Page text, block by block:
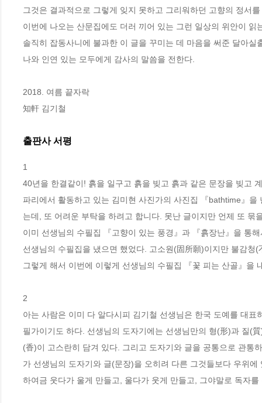
그것은 결과적으로 그렇게 잊지 못하고 그리워하던 고향의 정서
이번에 나오는 산문집에도 더러 끼어 있는 그런 일상의 위안이
솔직히 잡동사니에 불과한 이 글을 꾸미는 데 마음을 써준 달아
나와 인연 있는 모두에게 감사의 말씀을 전한다.
2018. 여름 끝자락
知軒 김기철
출판사 서평
1
40년을 한결같이! 흙을 일구고 흙을 빚고 흙과 같은 문장을 빚고
파리에서 활동하고 있는 김미현 사진가의 사진집 『bathtime』
는데, 또 어려운 부탁을 하려고 합니다. 못난 글이지만 언제 또
이미 선생님의 수필집 『고향이 있는 풍경』과 『흙장난』을 통
선생님의 수필집을 냈으면 했었다. 고소원(固所願)이지만 불감청
그렇게 해서 이번에 이렇게 선생님의 수필집 『꽃 피는 산골』
2
아는 사람은 이미 다 알다시피 김기철 선생님은 한국 도예를 대
필가이기도 하다. 선생님의 도자기에는 선생님만의 형(形)과 질(
(香)이 고스란히 담겨 있다. 그리고 도자기와 글을 공통으로 관통
가 선생님의 도자기와 글(문장)을 오히려 다른 그것들보다 우위
하여금 웃다가 울게 만들고, 울다가 웃게 만들고, 그야말로 독자